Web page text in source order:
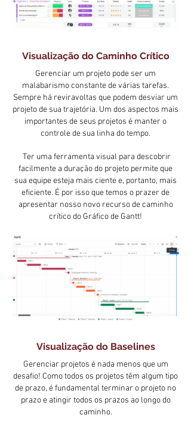
Visualização do Caminho Crítico
Gerenciar um projeto pode ser um
malabarismo constante de várias tarefas.
Sempre há reviravoltas que podem desviar um
projeto de sua trajetória. Um dos aspectos mais
importantes de seus projetos é manter o
controle de sua linha do tempo.
Ter uma ferramenta visual para descobrir
facilmente a duração do projeto permite que
sua equipe esteja mais ciente e, portanto, mais
eficiente. É por isso que temos o prazer de
apresentar nosso novo recurso de caminho
crítico do Gráfico de Gantt!
Visualização do Baselines
Gerenciar projetos é nada menos que um
desafio! Como todos os projetos têm algum tipo
de prazo, é fundamental terminar o projeto no
prazo e atingir todos os prazos ao longo do
caminho.